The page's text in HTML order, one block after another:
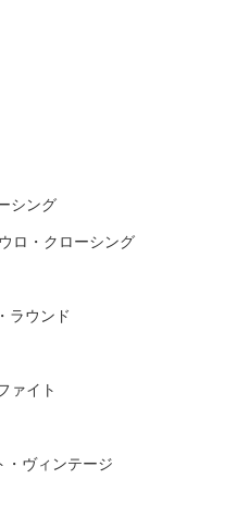
シング
ロ・クローシング
ラウンド
ァイト
・ヴィンテージ